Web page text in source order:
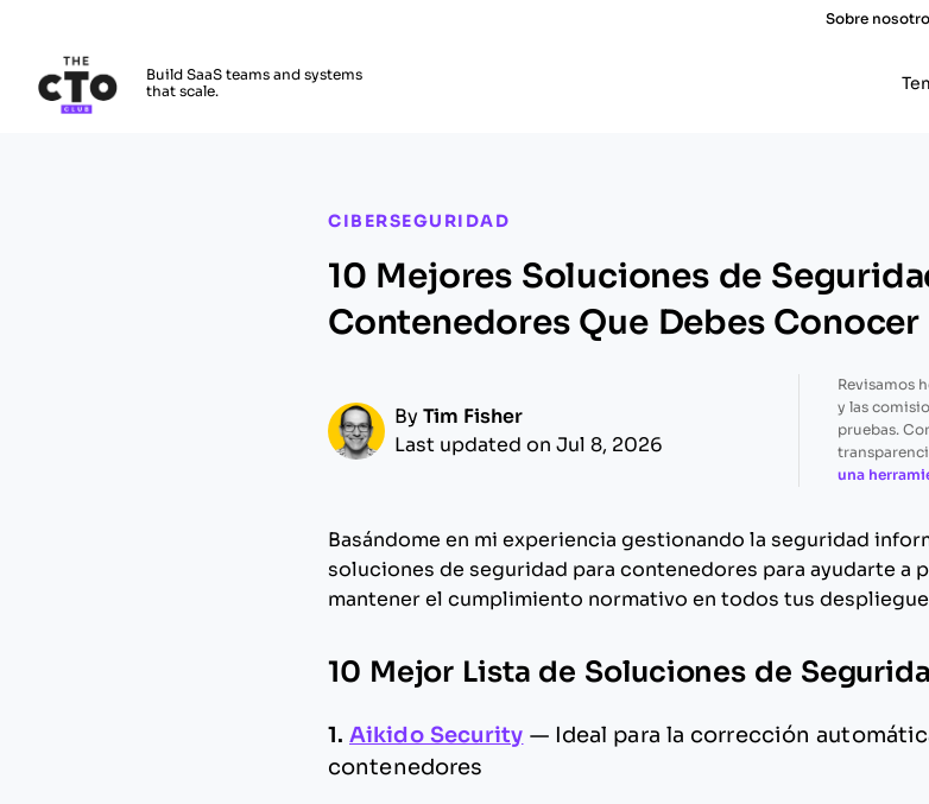
Sobre
Build SaaS teams and systems
that scale.
CIBERSEGURIDAD
10 Mejores Soluciones de
Contenedores Que Debes Conocer
By Tim Fisher
Last updated on Jul 8, 2026
Revisamos
y las
pruebas.
una
Basándome en mi experiencia gestionando la seguridad
soluciones de seguridad para contenedores para ayudarte a
mantener el cumplimiento normativo en todos tus
10 Mejor Lista de Soluciones de
1. Aikido Security — Ideal para la corrección
contenedores